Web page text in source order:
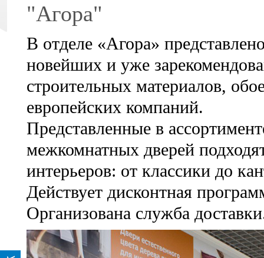
"Агора"
В отделе «Агора»
новейших и уже
строительных материалов,
европейских компаний.
Представленные в
межкомнатных дверей
интерьеров: от классики до
Действует дисконтная
Организована служба